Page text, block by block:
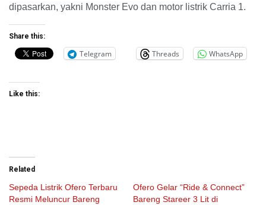
dipasarkan, yakni Monster Evo dan motor listrik Carria 1.
Share this:
Telegram Threads WhatsApp
Like this:
Related
Sepeda Listrik Ofero Terbaru
Resmi Meluncur Bareng
Ofero Gelar “Ride & Connect”
Bareng Stareer 3 Lit di